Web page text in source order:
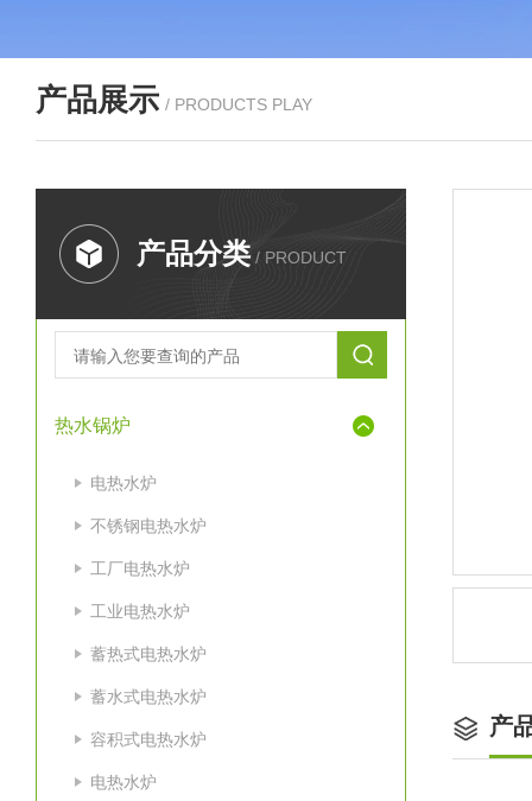
产品展示 / PRODUCTS PLAY
产品分类 / PRODUCT
热水锅炉
电热水炉
不锈钢电热水炉
工厂电热水炉
工业电热水炉
蓄热式电热水炉
蓄水式电热水炉
容积式电热水炉
电热水炉
产